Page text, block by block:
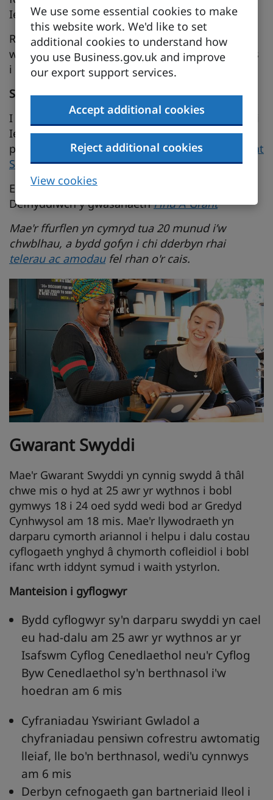
We use some essential cookies to make
this website work. We'd like to set
additional cookies to understand how
you use Business.gov.uk and improve
our export support services.
Accept additional cookies
Reject additional cookies
View cookies
Ieuenctid.
Rhaid i swyddi fod yn o leiaf am 25 awr yr
wythnos a disgwylir iddynt bara am o leiaf 4 mis
i fod yn gymwys i gael Grant Swyddi Ieuenctid.
Sut
i gymryd rhan
I gael gwybod mwy am sut y gall y Grant Swyddi
Ieuenctid eich helpu gyda chyllid i recriwtio
person ifanc, lawrlwythwchBecyn Cymorth Grant
Swyddi Leuenctid.
Eisiau gwneud cais am grant heddiw?
Defnyddiwch y gwasanaethFind A Grant
Mae'r ffurflen yn cymryd tua 20 munud i’w
chwblhau, a bydd gofyn i chi dderbyn rhai
telerau ac amodaufel rhan o'r cais.
Gwarant Swyddi
Mae'r Gwarant Swyddi yn cynnig swydd â thâl
chwe mis o hyd at 25 awr yr wythnos i bobl
gymwys 18 i 24 oed sydd wedi bod ar Gredyd
Cynhwysol am 18 mis. Mae'r llywodraeth yn
darparu cymorth ariannol i helpu i dalu costau
cyflogaeth ynghyd â chymorth cofleidiol i bobl
ifanc wrth iddynt symud i waith ystyrlon.
Manteision i gyflogwyr
Bydd cyflogwyr sy'n darparu swyddi yn cael
eu had-dalu am 25 awr yr wythnos ar yr
Isafswm Cyflog Cenedlaethol neu'r Cyflog
Byw Cenedlaethol sy'n berthnasol i'w
hoedran am 6 mis
Cyfraniadau Yswiriant Gwladol a
chyfraniadau pensiwn cofrestru awtomatig
lleiaf, lle bo'n berthnasol, wedi'u cynnwys
am 6 mis
Derbyn cefnogaeth gan bartneriaid lleol i